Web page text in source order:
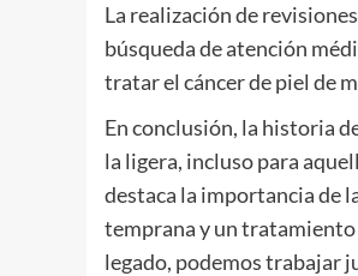
La realización de
búsqueda de atención
tratar el cáncer de piel de
En conclusión, la historia
la ligera, incluso para
destaca la importancia de
temprana y un tratamiento
legado, podemos trabajar